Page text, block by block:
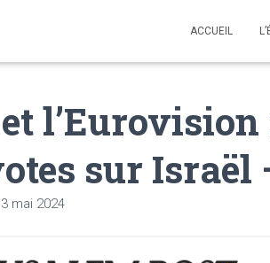
ACCUEIL
et
sur Israël
mai 2024